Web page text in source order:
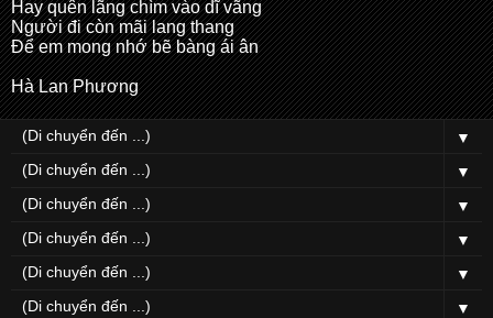
Hay quên lãng chìm vào dĩ vãng
Người đi còn mãi lang thang
Để em mong nhớ bẽ bàng ái ân
Hà Lan Phương
▼
▼
▼
▼
▼
▼